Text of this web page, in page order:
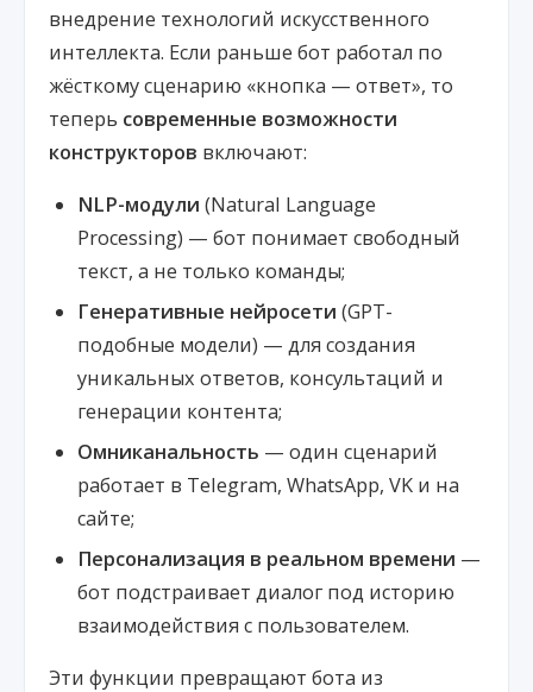
внедрение технологий искусственного
интеллекта. Если раньше бот работал по
жёсткому сценарию «кнопка — ответ», то
теперь современные возможности
конструкторов включают:
NLP-модули (Natural Language
Processing) — бот понимает свободный
текст, а не только команды;
Генеративные нейросети (GPT-
подобные модели) — для создания
уникальных ответов, консультаций и
генерации контента;
Омниканальность — один сценарий
работает в Telegram, WhatsApp, VK и на
сайте;
Персонализация в реальном времени —
бот подстраивает диалог под историю
взаимодействия с пользователем.
Эти функции превращают бота из